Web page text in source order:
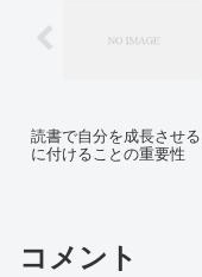
読書で自分を成長させ
に付けることの重要性
コメント